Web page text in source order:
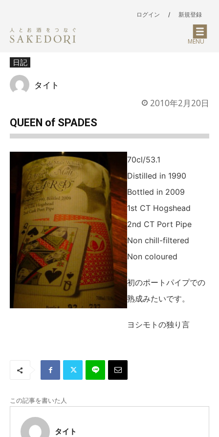
ログイン / 新規登録
MENU
日記
タイト
2010年2月20日
QUEEN of SPADES
70cl/53.1
Distilled in 1990
Bottled in 2009
1st CT Hogshead
2nd CT Port Pipe
Non chill-filtered
Non coloured
初のポートパイプでの
熟成みたいです。
ヨシモトの独り言
この記事を書いた人
タイト